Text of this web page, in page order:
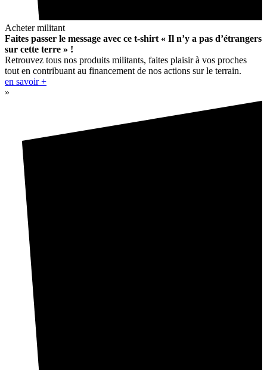
Acheter militant
Faites passer le message avec ce t-shirt « Il n’y a pas d’étrangers
sur cette terre » !
Retrouvez tous nos produits militants, faites plaisir à vos proches
tout en contribuant au financement de nos actions sur le terrain.
en savoir +
»